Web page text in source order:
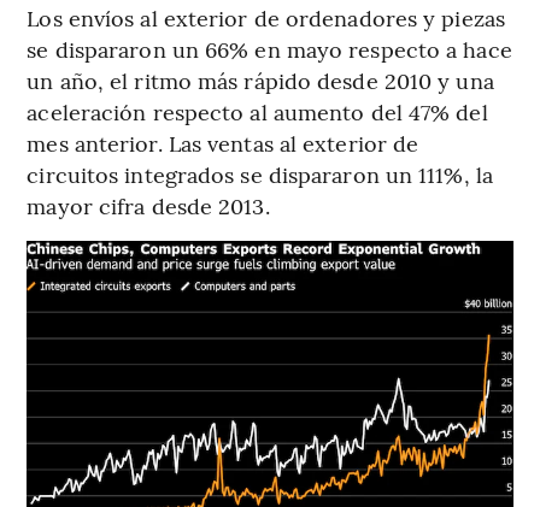
Los envíos al exterior de ordenadores y piezas
se dispararon un 66% en mayo respecto a hace
un año, el ritmo más rápido desde 2010 y una
aceleración respecto al aumento del 47% del
mes anterior. Las ventas al exterior de
circuitos integrados se dispararon un 111%, la
mayor cifra desde 2013.